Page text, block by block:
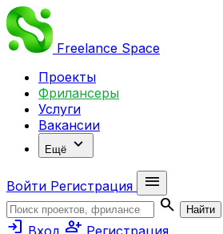
Freelance Space
Проекты
Фрилансеры
Услуги
Вакансии
Ещё expand_more
Войти Регистрация
menu
search
Найти
login Вход person_add Регистрация